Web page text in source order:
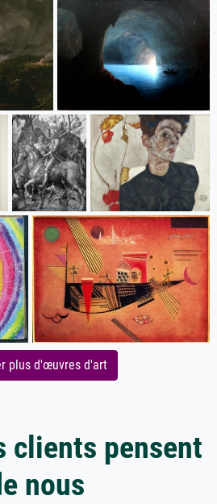
plus d'œuvres d'art
clients pensent
nous